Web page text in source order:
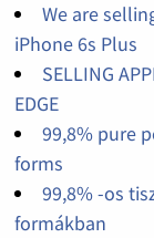
We are
iPhone 6s Plus
SELLING
EDGE
99,8% pure
forms
99,8% -os
formákban